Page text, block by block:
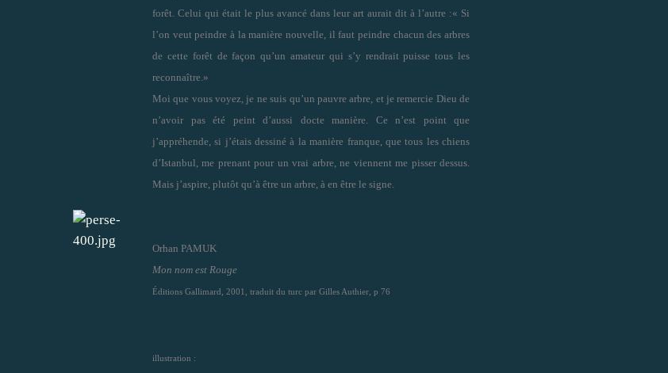
forêt. Celui qui était le plus avancé dans leur art aurait dit à l’autre :« Si
l’on veut peindre à la manière nouvelle, il faut peindre chacun des arbres
de cette forêt de façon qu’un amateur qui s’y rendrait puisse tous les
reconnaître.»
Moi que vous voyez, je ne suis qu’un pauvre arbre, et je remercie Dieu de
n’avoir pas été peint d’aussi docte manière. Ce n’est point que
j’appréhende, si j’étais dessiné à la manière franque, que tous les chiens
d’Istanbul, me prenant pour un vrai arbre, ne viennent me pisser dessus.
Mais j’aspire, plutôt qu’à être un arbre, à en être le signe.
Orhan PAMUK
Mon nom est Rouge
Éditions Gallimard, 2001, traduit du turc par Gilles Authier, p 76
illustration :